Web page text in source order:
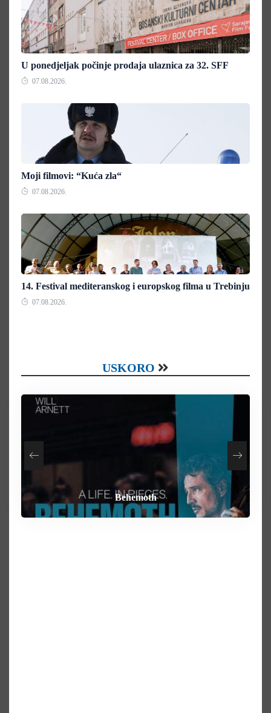
U ponedjeljak počinje prodaja ulaznica za 32. SFF
07.08.2026.
Moji filmovi: “Kuća zla“
07.08.2026.
14. Festival mediteranskog i europskog filma u Trebinju
07.08.2026.
USKORO
Heart of the Beast
Behemoth
How To Rob A Bank
By Any Means